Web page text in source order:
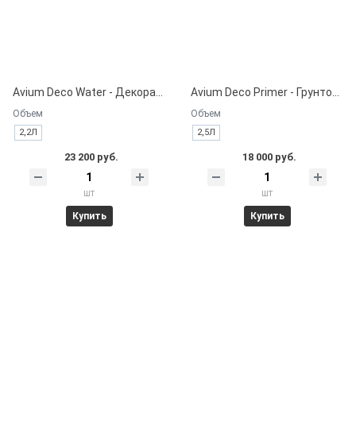
Объем
2,2Л
23 200 руб.
шт
Купить
Объем
2,5Л
18 000 руб.
шт
Купить